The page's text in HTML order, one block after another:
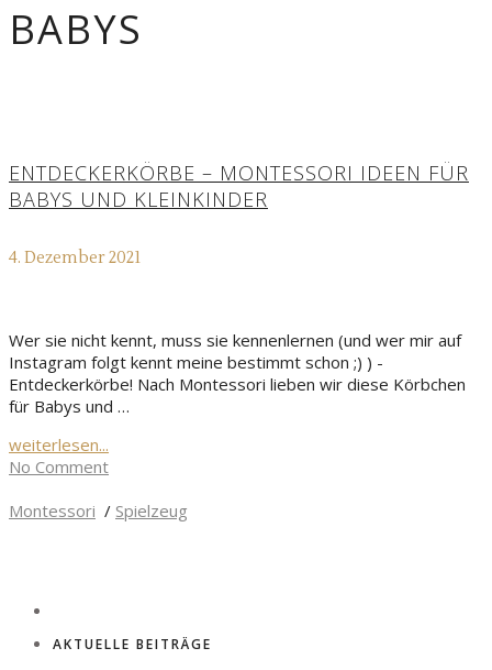
BABYS
ENTDECKERKÖRBE – MONTESSORI IDEEN FÜR
BABYS UND KLEINKINDER
4. Dezember 2021
Wer sie nicht kennt, muss sie kennenlernen (und wer mir auf
Instagram folgt kennt meine bestimmt schon ;) ) -
Entdeckerkörbe! Nach Montessori lieben wir diese Körbchen
für Babys und …
weiterlesen...
No Comment
Montessori / Spielzeug
AKTUELLE BEITRÄGE